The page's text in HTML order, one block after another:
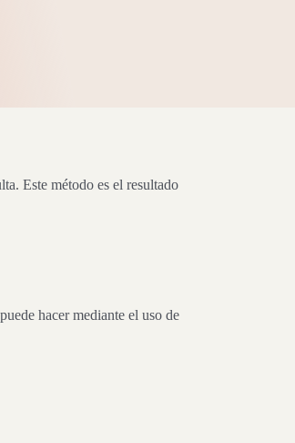
Este método es el resultado
hacer mediante el uso de